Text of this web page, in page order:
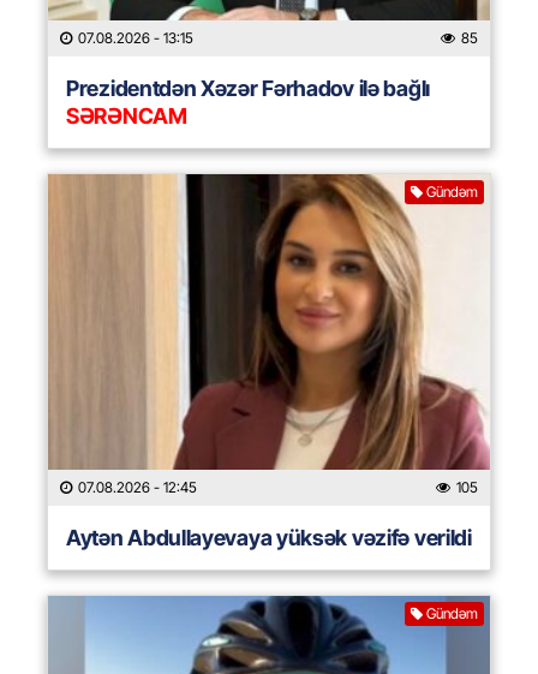
07.08.2026 - 13:15 85
Prezidentdən Xəzər Fərhadov ilə bağlı
SƏRƏNCAM
Gündəm
07.08.2026 - 12:45 105
Aytən Abdullayevaya yüksək vəzifə verildi
Gündəm